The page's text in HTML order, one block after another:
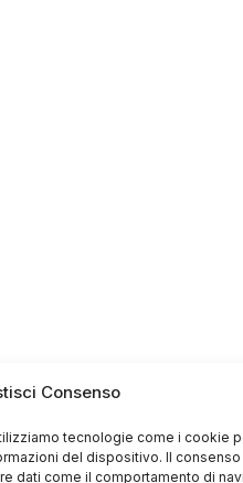
Consenso
tecnologie come i cookie
del dispositivo. Il
dati come il comportamento di